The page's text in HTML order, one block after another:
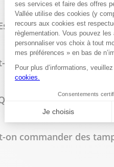
il possible de faire
on faire imprimer des
types de reliure
on commander des